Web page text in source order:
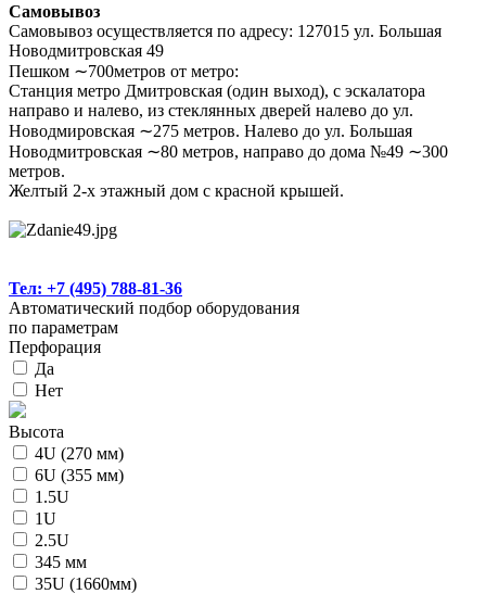
Самовывоз
Самовывоз осуществляется по адресу: 127015 ул. Большая
Новодмитровская 49
Пешком ∼700метров от метро:
Станция метро Дмитровская (один выход), с эскалатора
направо и налево, из стеклянных дверей налево до ул.
Новодмировская ∼275 метров. Налево до ул. Большая
Новодмитровская ∼80 метров, направо до дома №49 ∼300
метров.
Желтый 2-х этажный дом с красной крышей.
Тел: +7 (495) 788-81-36
Автоматический подбор оборудования
по параметрам
Перфорация
Да
Нет
Высота
4U (270 мм)
6U (355 мм)
1.5U
1U
2.5U
345 мм
35U (1660мм)